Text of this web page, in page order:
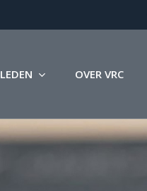
LEDEN OVER VRC